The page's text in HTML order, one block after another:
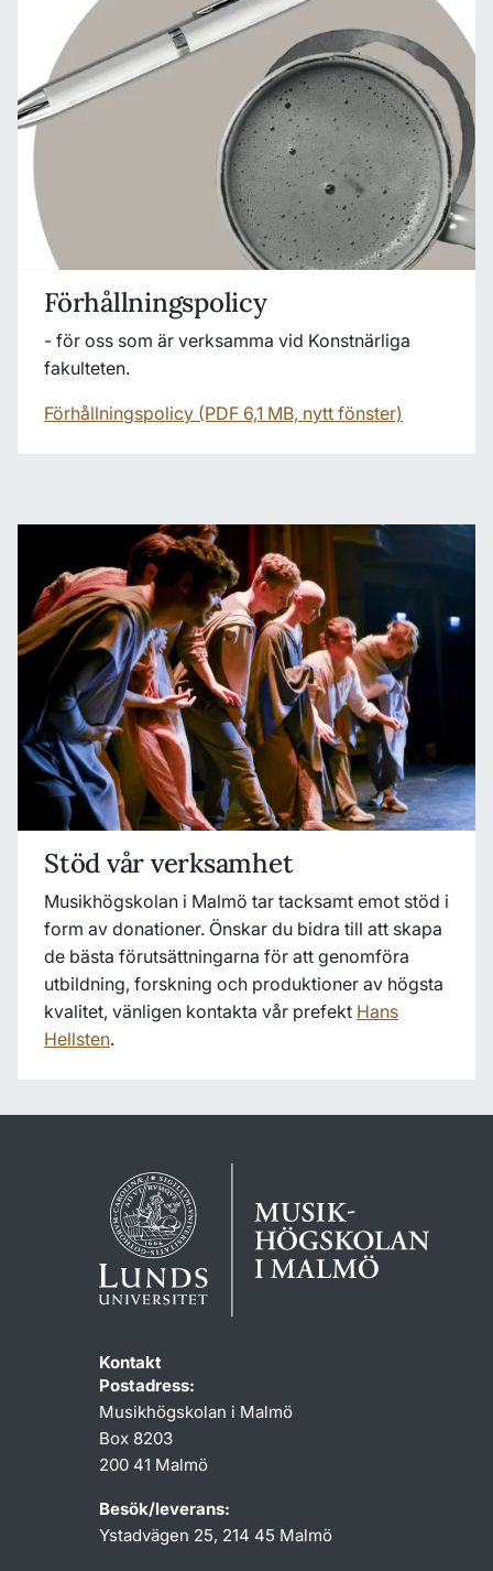
Förhållningspolicy
- för oss som är verksamma vid Konstnärliga
fakulteten.
Förhållningspolicy (PDF 6,1 MB, nytt fönster)
Stöd vår verksamhet
Musikhögskolan i Malmö tar tacksamt emot stöd i
form av donationer. Önskar du bidra till att skapa
de bästa förutsättningarna för att genomföra
utbildning, forskning och produktioner av högsta
kvalitet, vänligen kontakta vår prefekt Hans
Hellsten.
Kontakt
Postadress:
Musikhögskolan i Malmö
Box 8203
200 41 Malmö
Besök/leverans:
Ystadvägen 25, 214 45 Malmö